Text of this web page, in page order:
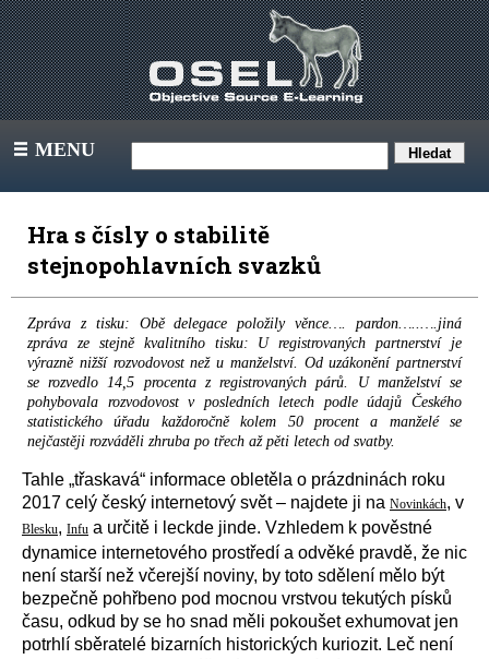
III MENU
Hra s čísly o stabilitě
stejnopohlavních svazků
Zpráva z tisku: Obě delegace položily věnce…. pardon…..….jiná
zpráva ze stejně kvalitního tisku: U registrovaných partnerství je
výrazně nižší rozvodovost než u manželství. Od uzákonění partnerství
se rozvedlo 14,5 procenta z registrovaných párů. U manželství se
pohybovala rozvodovost v posledních letech podle údajů Českého
statistického úřadu každoročně kolem 50 procent a manželé se
nejčastěji rozváděli zhruba po třech až pěti letech od svatby.
Tahle „třaskavá“ informace obletěla o prázdninách roku
2017 celý český internetový svět – najdete ji na Novinkách, v
Blesku, Infu a určitě i leckde jinde. Vzhledem k pověstné
dynamice internetového prostředí a odvěké pravdě, že nic
není starší než včerejší noviny, by toto sdělení mělo být
bezpečně pohřbeno pod mocnou vrstvou tekutých písků
času, odkud by se ho snad měli pokoušet exhumovat jen
potrhlí sběratelé bizarních historických kuriozit. Leč není